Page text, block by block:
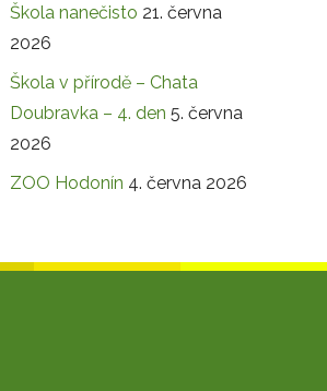
Škola nanečisto 21. června
2026
Škola v přírodě – Chata
Doubravka – 4. den 5. června
2026
ZOO Hodonín 4. června 2026